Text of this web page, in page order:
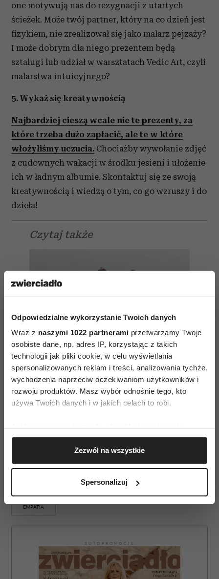
Odpowiedzialne wykorzystanie Twoich danych
Wraz z naszymi 1022 partnerami przetwarzamy Twoje
osobiste dane, np. adres IP, korzystając z takich
technologii jak pliki cookie, w celu wyświetlania
spersonalizowanych reklam i treści, analizowania tychże,
wychodzenia naprzeciw oczekiwaniom użytkowników i
rozwoju produktów. Masz wybór odnośnie tego, kto
używa Twoich danych i w jakich celach to robi.
Gromadzić dane dotyczące Twojej lokalizacji
geograficznej z dokładnością nawet do kilku metrów
Identyfikować Twoje urządzenie, aktywnie
(fingerprinting, czyli wirtualny odcisk palca)
Wykorzystujemy pliki cookie do spersonalizowania treści
i reklam, aby oferować funkcje społecznościowe i
Zezwól na wszystkie
Spersonalizuj
one motywują nas do rezygnacji z utartych
ścieżek. Może twój partner, który na co dzień jest
fizykiem, nie zrealizował się jako malarz pejzaży?
I może dobrym dla niego prezentem będą
sztalugi lub udział w warsztatach Vedic Art, czyli
malarstwa intuicyjnego?
5. Wykaż się kreatywnością
Najbardziej cieszą wcale nie te prezenty, za
które trzeba dużo zapłacić, ale te w które
włożyliśmy uczucia. Chociażby wywołanie zdjęć
z cudownych wakacji w środku jesieni i ułożenie
ich w ładnym albumie. Skontaktuj się ze swoją
kreatywnością i wiedzą o tym, co go wzruszy i do
dzieła!
Czytaj także
EMPATIA
AUTOPROMOCJA